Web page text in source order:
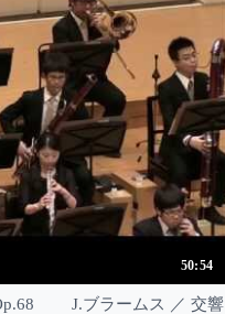
50:54
Op.68 J.ブラームス ／ 交響